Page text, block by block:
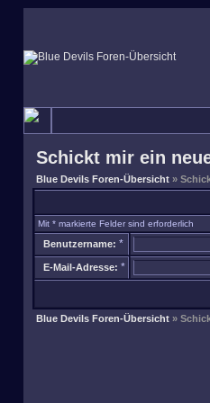
Schickt mir ein
Blue Devils Foren-Übersicht »
Mit * markierte Felder sind erforderlich
Benutzername: *
E-Mail-Adresse: *
Blue Devils Foren-Übersicht »